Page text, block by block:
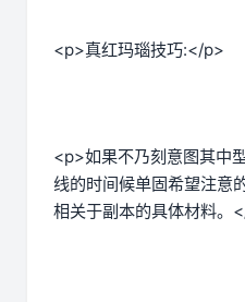
<p>真红玛瑙技巧:</p>
<p>如果不乃刻意图其中
线的时间候单固希望注意
相关于副本的具体材料。